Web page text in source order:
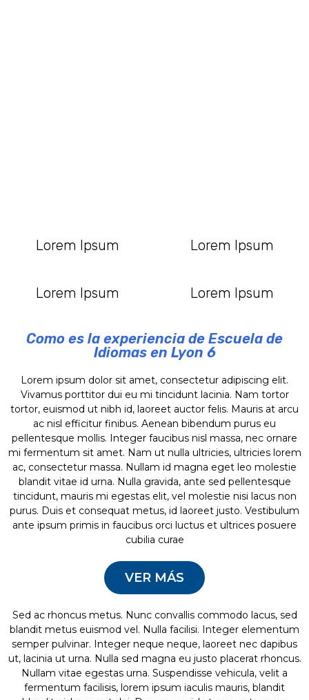
Lorem Ipsum Lorem Ipsum
Lorem Ipsum Lorem Ipsum
Como es la experiencia de Escuela de
Idiomas en Lyon 6
Lorem ipsum dolor sit amet, consectetur adipiscing elit.
Vivamus porttitor dui eu mi tincidunt lacinia. Nam tortor
tortor, euismod ut nibh id, laoreet auctor felis. Mauris at arcu
ac nisl efficitur finibus. Aenean bibendum purus eu
pellentesque mollis. Integer faucibus nisl massa, nec ornare
mi fermentum sit amet. Nam ut nulla ultricies, ultricies lorem
ac, consectetur massa. Nullam id magna eget leo molestie
blandit vitae id urna. Nulla gravida, ante sed pellentesque
tincidunt, mauris mi egestas elit, vel molestie nisi lacus non
purus. Duis et consequat metus, id laoreet justo. Vestibulum
ante ipsum primis in faucibus orci luctus et ultrices posuere
cubilia curae
VER MÁS
Sed ac rhoncus metus. Nunc convallis commodo lacus, sed
blandit metus euismod vel. Nulla facilisi. Integer elementum
semper pulvinar. Integer neque neque, laoreet nec dapibus
ut, lacinia ut urna. Nulla sed magna eu justo placerat rhoncus.
Nullam vitae egestas urna. Suspendisse vehicula, velit a
fermentum facilisis, lorem ipsum iaculis mauris, blandit